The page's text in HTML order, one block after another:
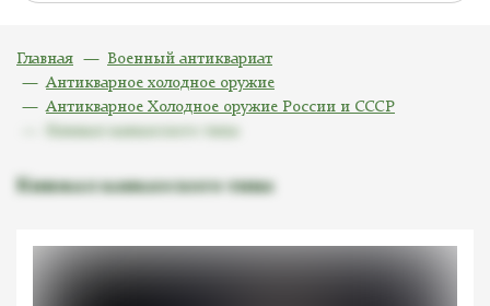
Главная
Военный антиквариат
Антикварное холодное оружие
Антикварное Холодное оружие России и СССР
Кинжал кавказского типа